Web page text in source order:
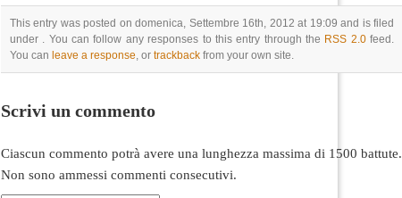
This entry was posted on domenica, Settembre 16th, 2012 at 19:09 and is filed
under . You can follow any responses to this entry through the RSS 2.0feed.
You can leave a response, or trackback from your own site.
Scrivi un commento
Ciascun commento potrà avere una lunghezza massima di 1500 battute.
Non sono ammessi commenti consecutivi.